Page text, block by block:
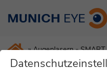
»Augenlasern»